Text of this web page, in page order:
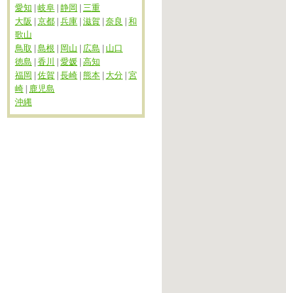
愛知
岐阜 静岡
三重
大阪
京都 兵庫 滋賀 奈良
和
歌山
鳥取
島根 岡山 広島
山口
徳島
香川 愛媛 高知
福岡
佐賀 長崎 熊本 大分 宮
崎
鹿児島
沖縄